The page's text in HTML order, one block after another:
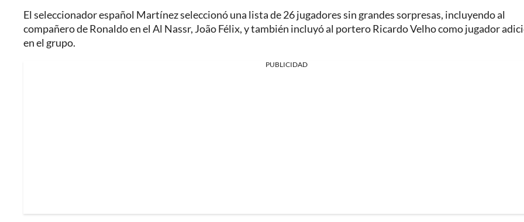
El seleccionador español Martínez seleccionó una lista de 26 jugadores sin grandes sorpresas, incluyendo al
compañero de Ronaldo en el Al Nassr, João Félix, y también incluyó al portero Ricardo Velho como jugador
en el grupo.
PUBLICIDAD